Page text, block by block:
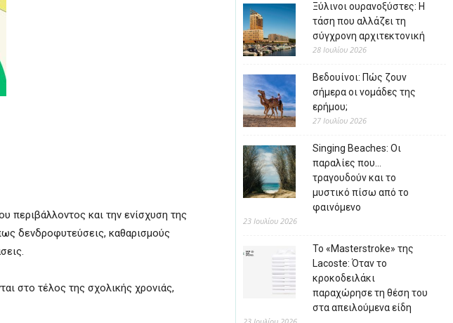
περιβάλλοντος και την ενίσχυση της
δενδροφυτεύσεις, καθαρισμούς
στο τέλος της σχολικής χρονιάς,
Ξύλινοι ουρανοξύστες: Η
τάση που αλλάζει τη
σύγχρονη αρχιτεκτονική
28 Ιουλίου 2026
Βεδουίνοι: Πώς ζουν
σήμερα οι νομάδες της
ερήμου;
27 Ιουλίου 2026
Singing Beaches: Οι
παραλίες που…
τραγουδούν και το
μυστικό πίσω από το
φαινόμενο
23 Ιουλίου 2026
Το «Masterstroke» της
Lacoste: Όταν το
κροκοδειλάκι
παραχώρησε τη θέση του
στα απειλούμενα είδη